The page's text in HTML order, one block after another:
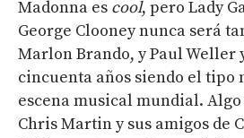
Madonna es cool, pero Lady
George Clooney nunca será
Marlon Brando, y Paul Weller
cincuenta años siendo el tipo
escena musical mundial.
Chris Martin y sus amigos de